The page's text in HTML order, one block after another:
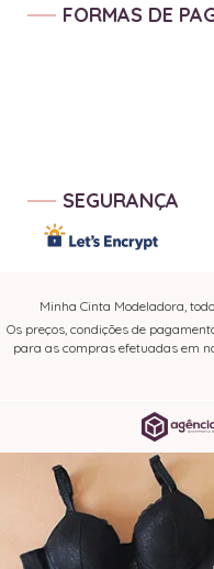
FORMAS DE
SEGURANÇA
Minha Cinta Modeladora,
Os preços, condições de
para as compras efetuadas em